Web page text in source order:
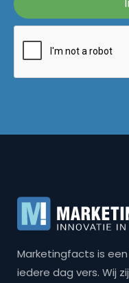
Marketingfacts is
iedere dag vers. Wij